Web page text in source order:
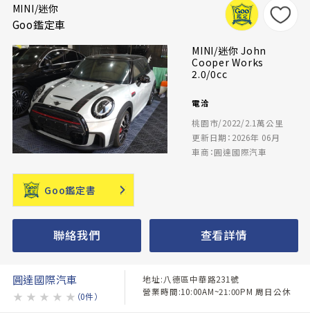
MINI/迷你
Goo鑑定車
MINI/迷你 John
Cooper Works
2.0/0cc
電洽
桃園市/2022/2.1萬公里
更新日期：2026年 06月
車商：圓達國際汽車
Goo鑑定書
聯絡我們 查看詳情
圓達國際汽車
★ ★ ★ ★ ★ （0件）
地址:八德區中華路231號
營業時間:10:00AM~21:00PM 周日公休